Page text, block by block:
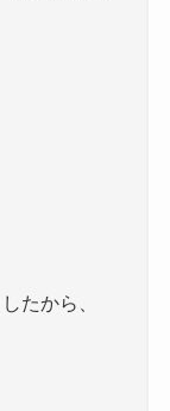
たから、